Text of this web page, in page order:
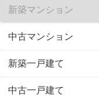
新築マンション
中古マンション
新築一戸建て
中古一戸建て